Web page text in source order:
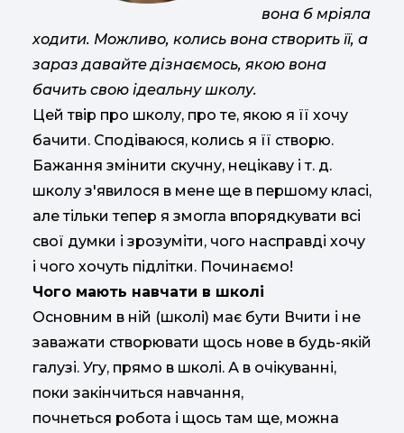
вона б мріяла
ходити. Можливо, колись вона створить її, а
зараз давайте дізнаємось, якою вона
бачить свою ідеальну школу.
Цей твір про школу, про те, якою я її хочу
бачити. Сподіваюся, колись я її створю.
Бажання змінити скучну, нецікаву і т. д.
школу з'явилося в мене ще в першому класі,
але тільки тепер я змогла впорядкувати всі
свої думки і зрозуміти, чого насправді хочу
і чого хочуть підлітки. Починаємо!
Чого мають навчати в школі
Основним в ній (школі) має бути Вчити і не
заважати створювати щось нове в будь-якій
галузі. Угу, прямо в школі. А в очікуванні,
поки закінчиться навчання,
почнеться робота і щось там ще, можна